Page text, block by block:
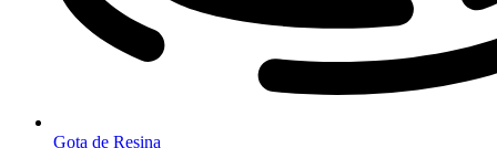
Gota de Resina